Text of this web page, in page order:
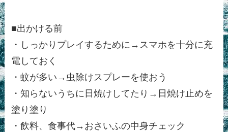
■出かける前
・しっかりプレイするために→スマホを十分に充
電しておく
・蚊が多い→虫除けスプレーを使おう
・知らないうちに日焼けしてたり→日焼け止めを
塗り塗り
・飲料、食事代→おさいふの中身チェック